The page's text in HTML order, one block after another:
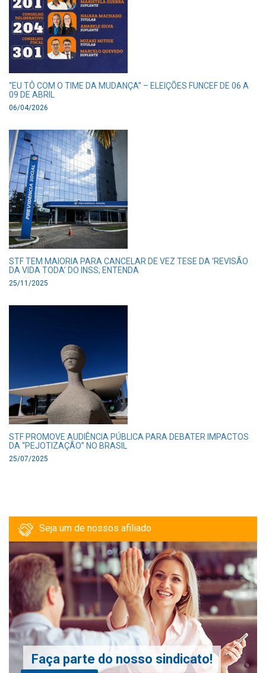
“EU TÔ COM O TIME DA MUDANÇA” – ELEIÇÕES FUNCEF DE 06 A
09 DE ABRIL
06/04/2026
STF TEM MAIORIA PARA CANCELAR DE VEZ TESE DA ‘REVISÃO
DA VIDA TODA’ DO INSS; ENTENDA
25/11/2025
STF PROMOVE AUDIÊNCIA PÚBLICA PARA DEBATER IMPACTOS
DA “PEJOTIZAÇÃO” NO BRASIL
25/07/2025
Seja um de nossos afiliado
Faça parte do nosso sindicato!